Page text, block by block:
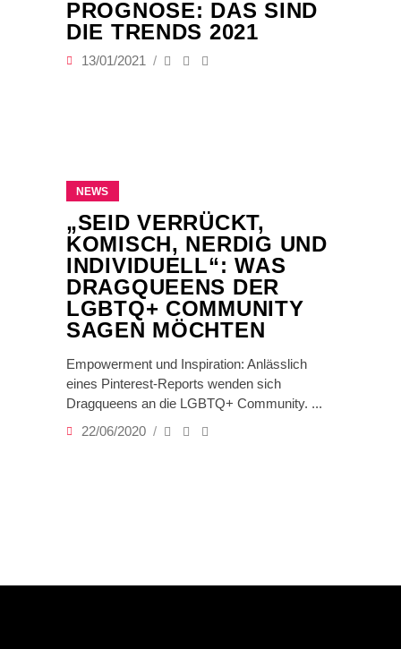
PROGNOSE: DAS SIND
DIE TRENDS 2021
13/01/2021
NEWS
„SEID VERRÜCKT,
KOMISCH, NERDIG UND
INDIVIDUELL“: WAS
DRAGQUEENS DER
LGBTQ+ COMMUNITY
SAGEN MÖCHTEN
Empowerment und Inspiration: Anlässlich
eines Pinterest-Reports wenden sich
Dragqueens an die LGBTQ+ Community.
22/06/2020